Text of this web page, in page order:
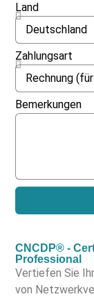
Land
Zahlungsart
Bemerkungen
CNCDP® -
Professional
Vertiefen Sie
von